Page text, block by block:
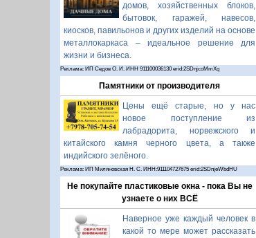
домов, хозяйственных блоков,
бытовок, гаражей, навесов,
киосков, павильонов и других изделий на основе
металлокаркаса – идеальное решение для
жизни и бизнеса.
Реклама: ИП Седов О. И. ИНН 911100036130 erid:2SDnjcoMmXq
Памятники от производителя
Цены ещё старые, но у нас
новое поступление из
лабрадорита, норвежского и
китайского камня черного цвета, а также
индийского зелёного.
Реклама: ИП Миляновская Н. С. ИНН:911104727675 erid:2SDnjeWbdHU
Не покупайте пластиковые окна - пока Вы не
узнаете о них ВСЁ
Наверное уже каждый человек в
какой то мере может рассказать